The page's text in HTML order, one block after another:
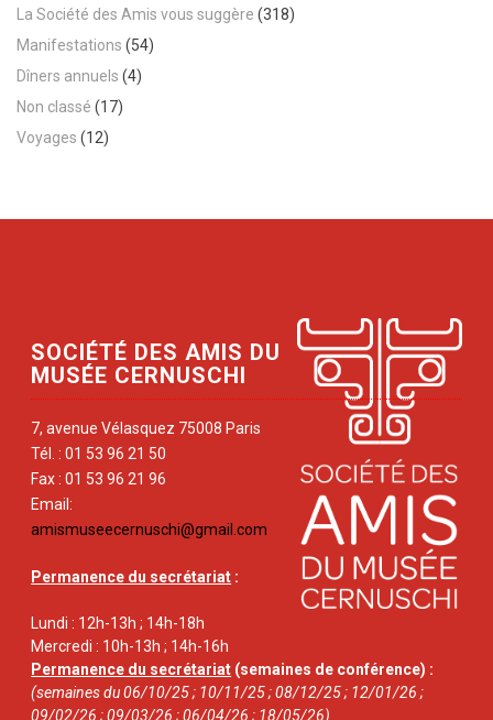
La Société des Amis vous suggère (318)
Manifestations (54)
Dîners annuels (4)
Non classé (17)
Voyages (12)
SOCIÉTÉ DES AMIS DU
MUSÉE CERNUSCHI
7, avenue Vélasquez 75008 Paris
Tél. : 01 53 96 21 50
Fax : 01 53 96 21 96
Email:
amismuseecernuschi@gmail.com
Permanence du secrétariat :
Lundi : 12h-13h ; 14h-18h
Mercredi : 10h-13h ; 14h-16h
Permanence du secrétariat (semaines de conférence) :
(semaines du 06/10/25 ; 10/11/25 ; 08/12/25 ; 12/01/26 ;
09/02/26 ; 09/03/26 ; 06/04/26 ; 18/05/26)